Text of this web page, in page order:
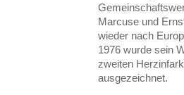
Marcuse und
wieder nach
1976 wurde sein
zweiten
ausgezeichnet.